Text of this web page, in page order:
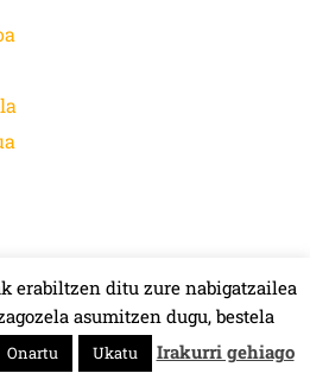
MHz.
erabiltzen ditu zure nabigatzailea
asumitzen dugu, bestela
Onartu Ukatu Irakurri gehiago